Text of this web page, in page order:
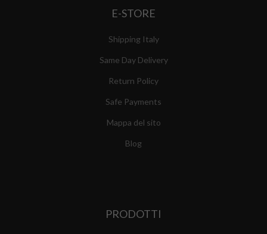
E-STORE
Shipping Italy
Same Day Delivery
Return Policy
Safe Payments
Mappa del sito
Blog
PRODOTTI